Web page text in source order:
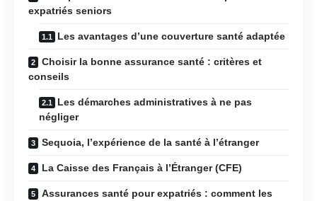
expatriés seniors
Les avantages d’une couverture santé adaptée
Choisir la bonne assurance santé : critères et
conseils
Les démarches administratives à ne pas
négliger
Sequoia, l’expérience de la santé à l’étranger
La Caisse des Français à l’Étranger (CFE)
Assurances santé pour expatriés : comment les